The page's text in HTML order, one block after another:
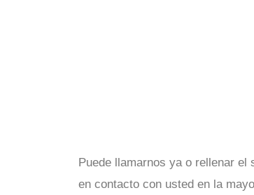
Puede llamarnos ya o rellenar el
en contacto con usted en la